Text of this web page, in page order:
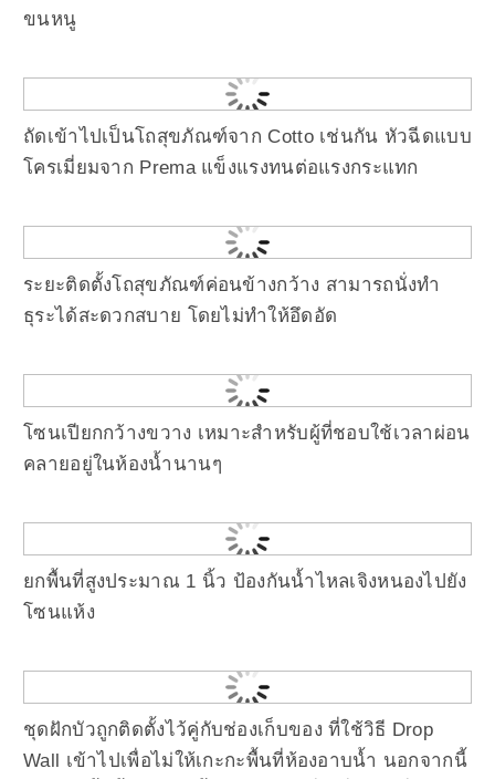
ขนหนู
ถัดเข้าไปเป็นโถสุขภัณฑ์จาก Cotto เช่นกัน หัวฉีดแบบ
โครเมี่ยมจาก Prema แข็งแรงทนต่อแรงกระแทก
ระยะติดตั้งโถสุขภัณฑ์ค่อนข้างกว้าง สามารถนั่งทำ
ธุระได้สะดวกสบาย โดยไม่ทำให้อึดอัด
โซนเปียกกว้างขวาง เหมาะสำหรับผู้ที่ชอบใช้เวลาผ่อน
คลายอยู่ในห้องน้ำนานๆ
ยกพื้นที่สูงประมาณ 1 นิ้ว ป้องกันน้ำไหลเจิงหนองไปยัง
โซนแห้ง
ชุดฝักบัวถูกติดตั้งไว้คู่กับช่องเก็บของ ที่ใช้วิธี Drop
Wall เข้าไปเพื่อไม่ให้เกะกะพื้นที่ห้องอาบน้ำ นอกจากนี้